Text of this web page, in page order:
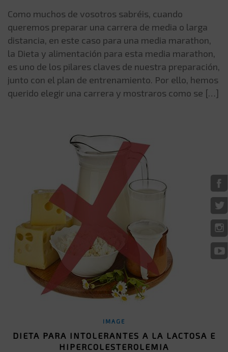
Como muchos de vosotros sabréis, cuando
queremos preparar una carrera de media o larga
distancia, en este caso para una media marathon,
la Dieta y alimentación para esta media marathon,
es uno de los pilares claves de nuestra preparación,
junto con el plan de entrenamiento. Por ello, hemos
querido elegir una carrera y mostraros como se […]
IMAGE
DIETA PARA INTOLERANTES A LA LACTOSA E
HIPERCOLESTEROLEMIA